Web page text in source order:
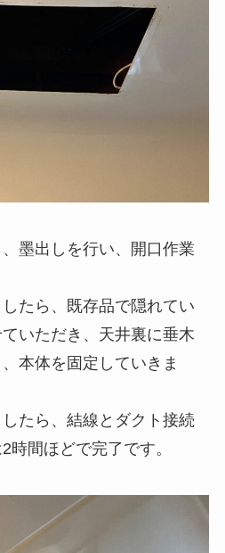
墨出しを行い、開口作業
たら、既存品で隠れてい
いただき、天井裏に垂木
本体を固定していきま
たら、結線とダクト接続
時間ほどで完了です。